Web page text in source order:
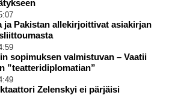
ja Pakistan allekirjoittivat asiakirjan
sopimuksen valmistuvan – Vaatii
”teatteridiplomatian”
Zelenskyi ei pärjäisi